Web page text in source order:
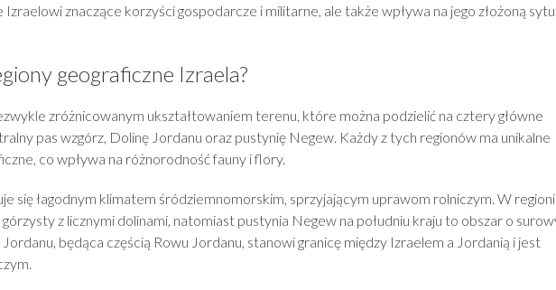
znaczące korzyści gospodarcze i militarne, ale także wpływa na jego złożoną
geograficzne Izraela?
zróżnicowanym ukształtowaniem terenu, które można podzielić na cztery główne
pas wzgórz, Dolinę Jordanu oraz pustynię Negew. Każdy z tych regionów ma unikalne
co wpływa na różnorodność fauny i flory.
się łagodnym klimatem śródziemnomorskim, sprzyjającym uprawom rolniczym. W
z licznymi dolinami, natomiast pustynia Negew na południu kraju to obszar o
będąca częścią Rowu Jordanu, stanowi granicę między Izraelem a Jordanią i jest